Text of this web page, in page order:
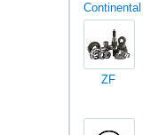
Continental
ZF